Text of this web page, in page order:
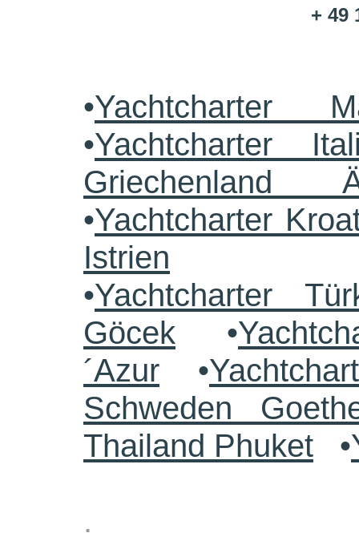
+ 49
•Yachtcharter
•Yachtcharter
Griechenland
•Yachtcharter
Istrien
•Yachtcharter
Göcek •
´Azur •
Schweden
Thailand Phuket •
.